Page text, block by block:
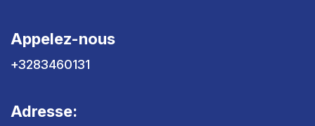
Appelez-nous
+3283460131
Adresse: